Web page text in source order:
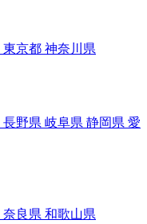
東京都 神奈川県
長野県 岐阜県 静岡県 愛
奈良県 和歌山県